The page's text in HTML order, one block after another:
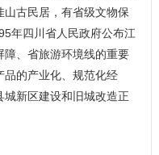
古民居，有省级文物保
年四川省人民政府公布江
障、省旅游环境线的重要
品的产业化、规范化经
新区建设和旧城改造正